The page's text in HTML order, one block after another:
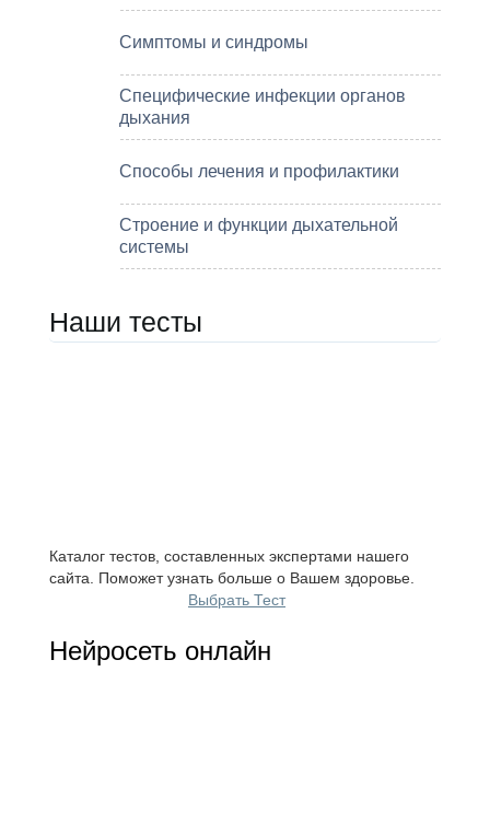
Симптомы и синдромы
Специфические инфекции органов
дыхания
Способы лечения и профилактики
Строение и функции дыхательной
системы
Наши тесты
Каталог тестов, составленных экспертами нашего
сайта. Поможет узнать больше о Вашем здоровье.
Выбрать Тест
Нейросеть онлайн